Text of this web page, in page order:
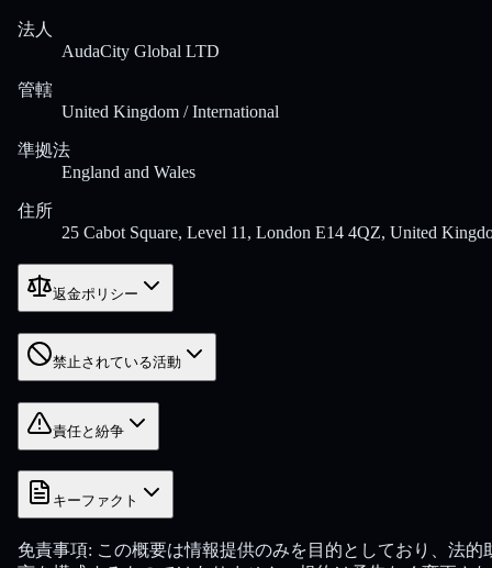
法人
AudaCity Global LTD
管轄
United Kingdom / International
準拠法
England and Wales
住所
25 Cabot Square, Level 11, London E14 4QZ, United
返金ポリシー
禁止されている活動
責任と紛争
キーファクト
免責事項: この概要は情報提供のみを目的としており、法的